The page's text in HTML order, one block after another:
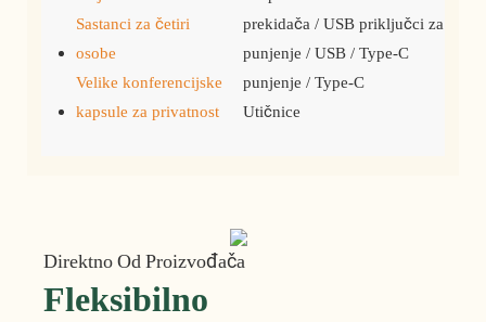
Sastanci za četiri
osobe
Velike konferencijske
kapsule za privatnost
prekidača / USB priključci za
punjenje / USB / Type-C
punjenje / Type-C
Utičnice
Direktno Od Proizvođača
Fleksibilno